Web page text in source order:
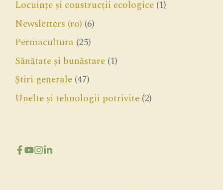
Locuințe și construcții ecologice (1)
Newsletters (ro) (6)
Permacultura (25)
Sănătate și bunăstare (1)
Știri generale (47)
Unelte și tehnologii potrivite (2)